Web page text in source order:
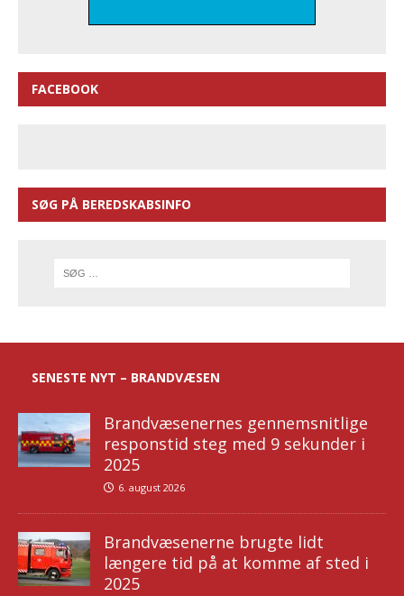
FACEBOOK
SØG PÅ BEREDSKABSINFO
SENESTE NYT – BRANDVÆSEN
Brandvæsenernes gennemsnitlige
responstid steg med 9 sekunder i
2025
6. august 2026
Brandvæsenerne brugte lidt
længere tid på at komme af sted i
2025